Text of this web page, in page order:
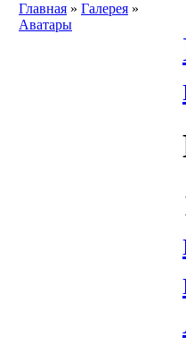
Главная » Галерея »
Аватары